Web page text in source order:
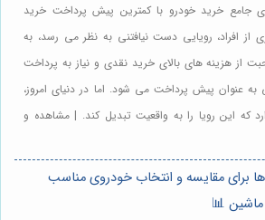
جامع خرید خودرو با کمترین پیش پرداخت خرید
از افراد، رویایی دست نیافتنی به نظر می رسد، به
هزینه های بالای خرید نقدی و نیاز به پرداخت
عنوان پیش پرداخت می شود. اما در دنیای امروز،
که این رویا را به واقعیت تبدیل کند. | مشاهده و
برای مقایسه و انتخاب خودروی مناسب
📊